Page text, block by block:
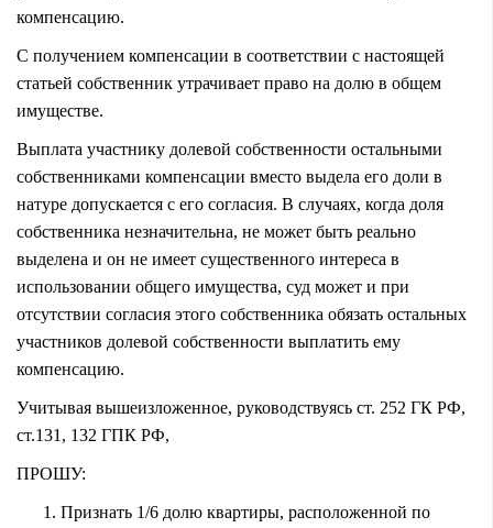
компенсацию.
С получением компенсации в соответствии с настоящей
статьей собственник утрачивает право на долю в общем
имуществе.
Выплата участнику долевой собственности остальными
собственниками компенсации вместо выдела его доли в
натуре допускается с его согласия. В случаях, когда доля
собственника незначительна, не может быть реально
выделена и он не имеет существенного интереса в
использовании общего имущества, суд может и при
отсутствии согласия этого собственника обязать остальных
участников долевой собственности выплатить ему
компенсацию.
Учитывая вышеизложенное, руководствуясь ст. 252 ГК РФ,
ст.131, 132 ГПК РФ,
ПРОШУ:
Признать 1/6 долю квартиры, расположенной по